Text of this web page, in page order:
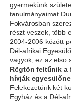
gyermekünk
tanulmányaimat
Fokvárosban
részt veszek, több
2004-2006 között
Dél-afrikai
vagyok, ez az első
Rögtön feltűnik a
hívják
Felekezetünk két
Egyház és a Dél-